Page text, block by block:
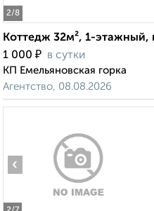
2/8
Коттедж 32м², 1-этажный,
1 000 ₽ в сутки
КП Емельяновская горка
Агентство, 08.08.2026
‹